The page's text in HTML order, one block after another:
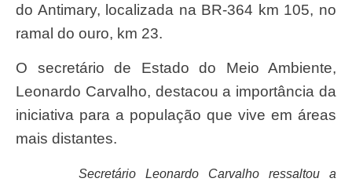
do Antimary, localizada na BR-364 km 105, no
ramal do ouro, km 23.
O secretário de Estado do Meio Ambiente,
Leonardo Carvalho, destacou a importância da
iniciativa para a população que vive em áreas
mais distantes.
Secretário Leonardo Carvalho ressaltou a